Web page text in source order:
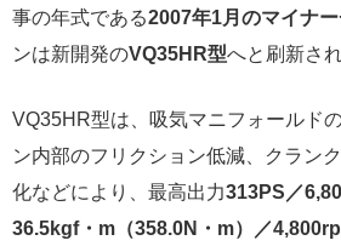
事の年式である2007年1月のマイナ
ンは新開発のVQ35HR型へと刷新され
VQ35HR型は、吸気マニフォールド
ン内部のフリクション低減、クラン
化などにより、最高出力313PS／
36.5kgf・m（358.0N・m）／